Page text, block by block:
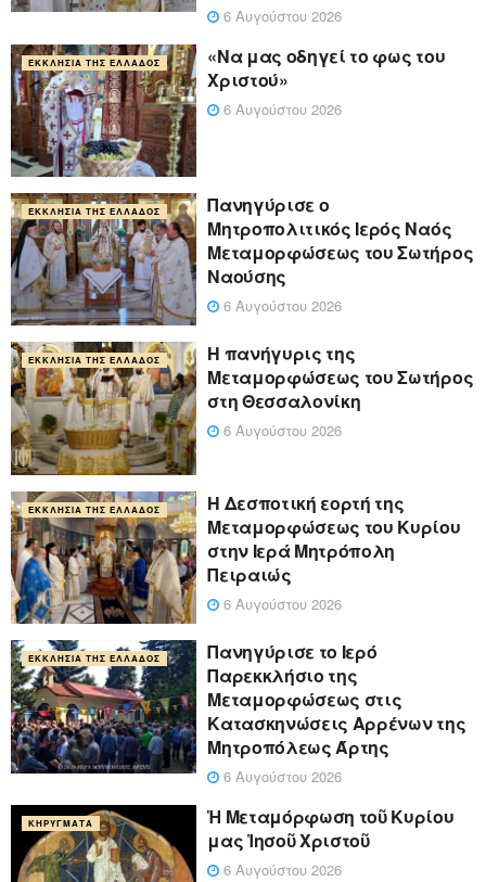
6 Αυγούστου 2026
ΕΚΚΛΗΣΊΑ ΤΗΣ ΕΛΛΆΔΟΣ
«Να μας οδηγεί το φως του
Χριστού»
6 Αυγούστου 2026
ΕΚΚΛΗΣΊΑ ΤΗΣ ΕΛΛΆΔΟΣ
Πανηγύρισε ο
Μητροπολιτικός Ιερός Ναός
Μεταμορφώσεως του Σωτήρος
Ναούσης
6 Αυγούστου 2026
ΕΚΚΛΗΣΊΑ ΤΗΣ ΕΛΛΆΔΟΣ
Η πανήγυρις της
Μεταμορφώσεως του Σωτήρος
στη Θεσσαλονίκη
6 Αυγούστου 2026
ΕΚΚΛΗΣΊΑ ΤΗΣ ΕΛΛΆΔΟΣ
Η Δεσποτική εορτή της
Μεταμορφώσεως του Κυρίου
στην Ιερά Μητρόπολη
Πειραιώς
6 Αυγούστου 2026
ΕΚΚΛΗΣΊΑ ΤΗΣ ΕΛΛΆΔΟΣ
Πανηγύρισε το Ιερό
Παρεκκλήσιο της
Μεταμορφώσεως στις
Κατασκηνώσεις Αρρένων της
Μητροπόλεως Άρτης
6 Αυγούστου 2026
ΚΗΡΎΓΜΑΤΑ
Ἡ Μεταμόρφωση τοῦ Κυρίου
μας Ἰησοῦ Χριστοῦ
6 Αυγούστου 2026